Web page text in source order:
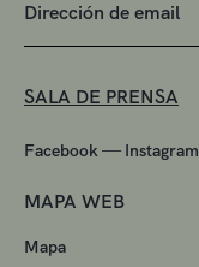
SALA DE PRENSA
Facebook — Instagram
MAPA WEB
Mapa